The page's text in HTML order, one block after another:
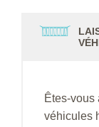
Êtes-vous
véhicules